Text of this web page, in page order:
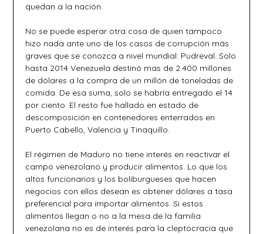
quedan a la nación.
No se puede esperar otra cosa de quien tampoco
hizo nada ante uno de los casos de corrupción más
graves que se conozca a nivel mundial: Pudreval. Solo
hasta 2014 Venezuela destinó mas de 2.400 millones
de dólares a la compra de un millón de toneladas de
comida. De esa suma, solo se habría entregado el 14
por ciento. El resto fue hallado en estado de
descomposición en contenedores enterrados en
Puerto Cabello, Valencia y Tinaquillo.
El régimen de Maduro no tiene interés en reactivar el
campo venezolano y producir alimentos. Lo que los
altos funcionarios y los boliburgueses que hacen
negocios con ellos desean es obtener dólares a tasa
preferencial para importar alimentos. Si estos
alimentos llegan o no a la mesa de la familia
venezolana no es de interés para la cleptocracia que